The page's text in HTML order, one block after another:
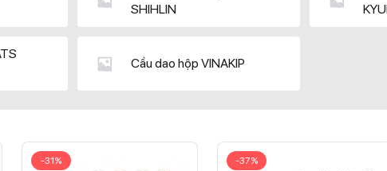
SHIHLIN
Cầu dao hộp VINAKIP
-31% -37%